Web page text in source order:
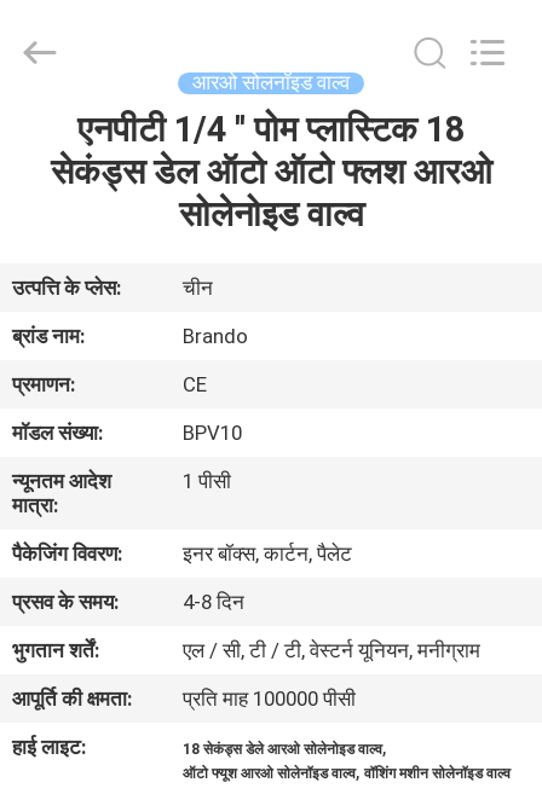
हमारे
बारे
में
कारखाने
का
दौरा
गुणवत्ता
नियंत्रण
हमसे
आरओ सोलनॉइड वाल्व
एनपीटी 1/4 '' पोम प्लास्टिक 18
सेकंड्स डेल ऑटो ऑटो फ्लश आरओ
सोलेनोइड वाल्व
उत्पत्ति के प्लेस:
चीन
ब्रांड नाम:
Brando
प्रमाणन:
CE
मॉडल संख्या:
BPV10
न्यूनतम आदेश
मात्रा:
1 पीसी
पैकेजिंग विवरण:
इनर बॉक्स, कार्टन, पैलेट
प्रसव के समय:
4-8 दिन
भुगतान शर्तें:
एल / सी, टी / टी, वेस्टर्न यूनियन, मनीग्राम
आपूर्ति की क्षमता:
प्रति माह 100000 पीसी
हाई लाइट:
18 सेकंड्स डेले आरओ सोलेनोइड वाल्व,
ऑटो फ्यूश आरओ सोलेनॉइड वाल्व,वॉशिंग मशीन सोलेनॉइड वाल्व